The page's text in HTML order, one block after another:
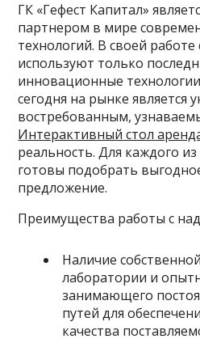
ГК «Гефест Капитал»
партнером в мире
технологий. В своей
используют только
инновационные
сегодня на рынке является
востребованным,
Интерактивный стол
реальность. Для каждого
готовы подобрать
предложение.
Преимущества работы с
Наличие
лаборатории и
занимающего
путей для
качества